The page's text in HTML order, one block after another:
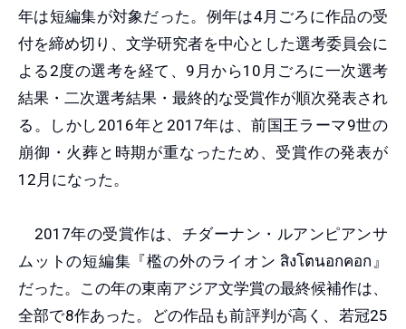
年は短編集が対象だった。例年は4月ごろに作品の受
付を締め切り、文学研究者を中心とした選考委員会に
よる2度の選考を経て、9月から10月ごろに一次選考
結果・二次選考結果・最終的な受賞作が順次発表され
る。しかし2016年と2017年は、前国王ラーマ9世の
崩御・火葬と時期が重なったため、受賞作の発表が
12月になった。
2017年の受賞作は、チダーナン・ルアンピアンサ
ムットの短編集『檻の外のライオン สิงโตนอกคอก』
だった。この年の東南アジア文学賞の最終候補作は、
全部で8作あった。どの作品も前評判が高く、若冠25